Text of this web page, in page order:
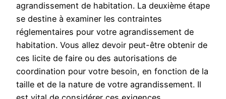
agrandissement de habitation. La deuxième étape
se destine à examiner les contraintes
réglementaires pour votre agrandissement de
habitation. Vous allez devoir peut-être obtenir de
ces licite de faire ou des autorisations de
coordination pour votre besoin, en fonction de la
taille et de la nature de votre agrandissement. Il